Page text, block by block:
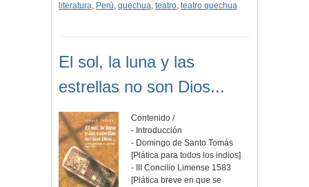
literatura, Perú, quechua, teatro, teatro quechua
El sol, la luna y las
estrellas no son Dios...
Contenido /
- Introducción
- Domingo de Santo Tomás
[Plática para todos los indios]
- III Concilio Limense 1583
[Plática breve en que se